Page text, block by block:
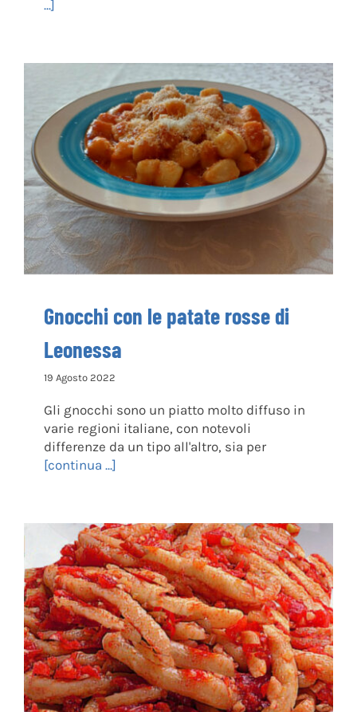
...]
Gnocchi con le patate rosse di Leonessa
Gnocchi con le patate rosse di
Leonessa
19 Agosto 2022
Gli gnocchi sono un piatto molto diffuso in
varie regioni italiane, con notevoli
differenze da un tipo all'altro, sia per
[continua ...]
Cecamariti all’aglione di Orvinio